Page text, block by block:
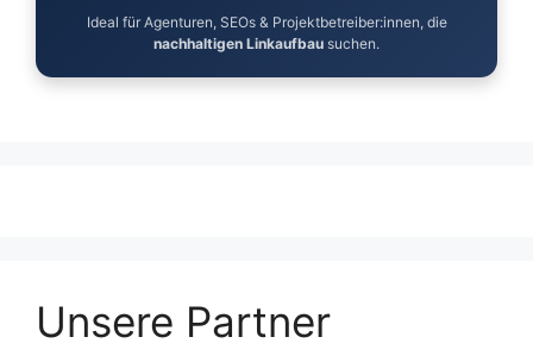
Ideal für Agenturen, SEOs & Projektbetreiber:innen, die
nachhaltigen Linkaufbau suchen.
Unsere Partner